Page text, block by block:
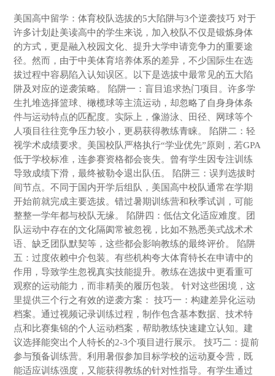
美国高中留学：体育校队选拔的5大陷阱与3个逆袭技巧 对于
许多计划赴美读高中的学生来说，加入校队不仅是锻炼身体
的方式，更是融入校园文化、提升大学申请竞争力的重要途
径。然而，由于中美体育培养体系的差异，不少国际生在选
拔过程中容易陷入认知误区。以下是选拔中最常见的五大陷
阱及对应的逆袭策略。 陷阱一：盲目追求热门项目。许多学
生扎堆选择篮球、橄榄球等主流运动，却忽略了自身身体条
件与运动特点的匹配度。实际上，像游泳、田径、网球等个
人项目往往竞争压力较小，更易获得教练青睐。 陷阱二：轻
视学术成绩要求。美国校队严格执行“学业优先”原则，若GPA
低于学校标准，连参赛资格都会丧失。曾有学生因专注训练
导致成绩下滑，最终被勒令退出队伍。 陷阱三：误判选拔时
间节点。不同于国内开学后组队，美国高中校队通常在学期
开始前就完成主要选拔。错过暑期训练营和秋季试训，可能
整整一学年都与校队无缘。 陷阱四：低估文化适应难度。团
队运动中存在的文化隔阂常被忽视，比如不熟悉美式战术术
语、缺乏团队默契等，这些都会影响教练的最终评价。 陷阱
五：过度依赖中介包装。有些机构夸大体育特长在申请中的
作用，导致学生忽视真实技能提升。教练在选拔中更看重可
观察的运动能力，而非精美的履历包装。 针对这些困境，这
里提供三个行之有效的逆袭方案： 技巧一：构建差异化运动
档案。通过视频记录训练过程，制作包含基本数据、技术特
点和比赛集锦的个人运动档案，帮助教练快速建立认知。建
议选择能突出个人特长的2-3个项目进行展示。 技巧二：提前
参与预备训练营。利用暑假参加目标学校的运动夏令营，既
能适应训练强度，又能获得教练的针对性指导。有学生通过